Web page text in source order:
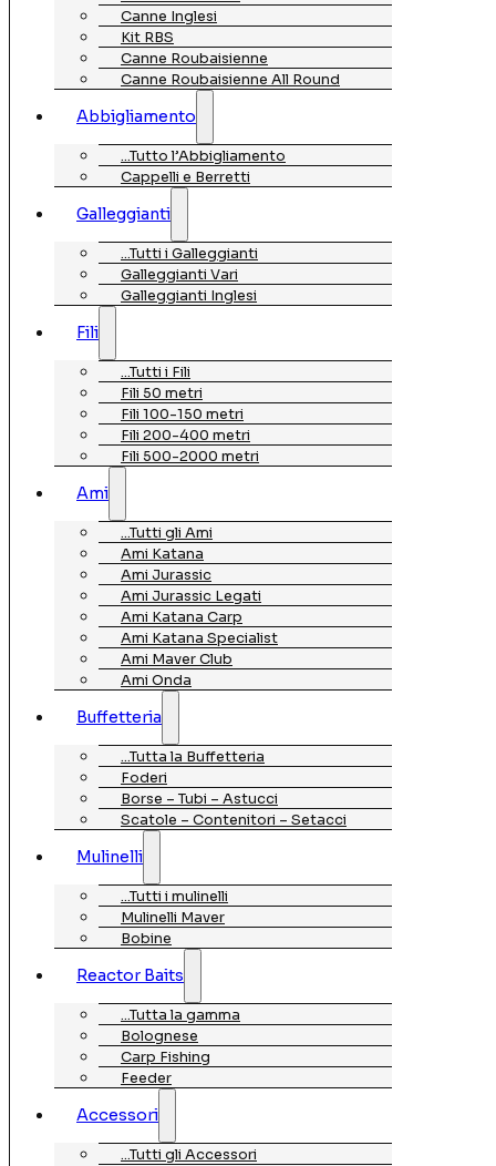
Canne Inglesi
Kit RBS
Canne Roubaisienne
Canne Roubaisienne All Round
Abbigliamento
…Tutto l’Abbigliamento
Cappelli e Berretti
Galleggianti
…Tutti i Galleggianti
Galleggianti Vari
Galleggianti Inglesi
Fili
…Tutti i Fili
Fili 50 metri
Fili 100-150 metri
Fili 200-400 metri
Fili 500-2000 metri
Ami
…Tutti gli Ami
Ami Katana
Ami Jurassic
Ami Jurassic Legati
Ami Katana Carp
Ami Katana Specialist
Ami Maver Club
Ami Onda
Buffetteria
…Tutta la Buffetteria
Foderi
Borse – Tubi – Astucci
Scatole – Contenitori – Setacci
Mulinelli
…Tutti i mulinelli
Mulinelli Maver
Bobine
Reactor Baits
…Tutta la gamma
Bolognese
Carp Fishing
Feeder
Accessori
…Tutti gli Accessori